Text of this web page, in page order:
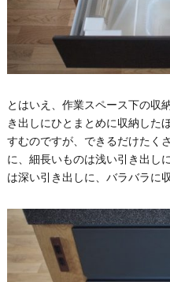
とはいえ、作業スペース下の収
き出しにひとまとめに収納した
すむのですが、できるだけたく
に、細長いものは浅い引き出し
は深い引き出しに、バラバラに